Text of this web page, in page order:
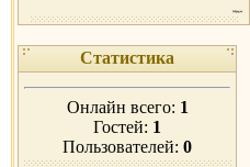
Статистика
Онлайн всего: 1
Гостей: 1
Пользователей: 0